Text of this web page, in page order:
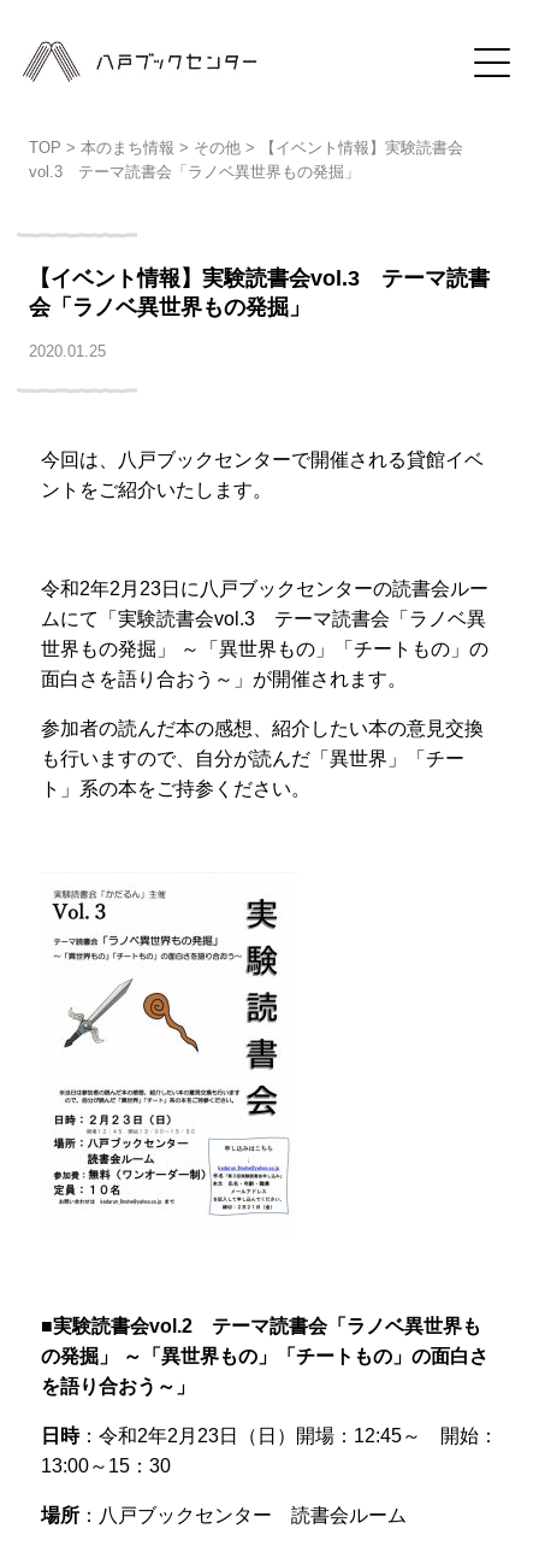
TOP > 本のまち情報 > その他>
【イベント情報】実験読書会
vol.3 テーマ読書会「ラノベ異世界もの発掘」
【イベント情報】実験読書会vol.3 テーマ読書
会「ラノベ異世界もの発掘」
2020.01.25
今回は、八戸ブックセンターで開催される貸館イベ
ントをご紹介いたします。
令和2年2月23日に八戸ブックセンターの読書会ルー
ムにて「実験読書会vol.3 テーマ読書会「ラノベ異
世界もの発掘」 ～「異世界もの」「チートもの」の
面白さを語り合おう～」が開催されます。
参加者の読んだ本の感想、紹介したい本の意見交換
も行いますので、自分が読んだ「異世界」「チー
ト」系の本をご持参ください。
■実験読書会vol.2 テーマ読書会「ラノベ異世界も
の発掘」 ～「異世界もの」「チートもの」の面白さ
を語り合おう～」
日時：令和2年2月23日（日）開場：12:45～ 開始：
13:00～15：30
場所：八戸ブックセンター 読書会ルーム